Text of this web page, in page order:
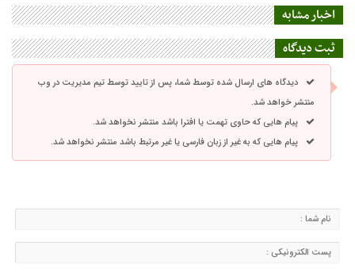
اخبار مشابه
ثبت دیدگاه
دیدگاه های ارسال شده توسط شما، پس از تایید توسط تیم مدیریت در وب
منتشر خواهد شد.
پیام هایی که حاوی تهمت یا افترا باشد منتشر نخواهد شد.
پیام هایی که به غیر از زبان فارسی یا غیر مرتبط باشد منتشر نخواهد شد.